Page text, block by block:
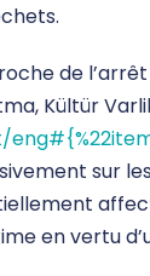
de l’arrêt
Kültür
sur
en vertu